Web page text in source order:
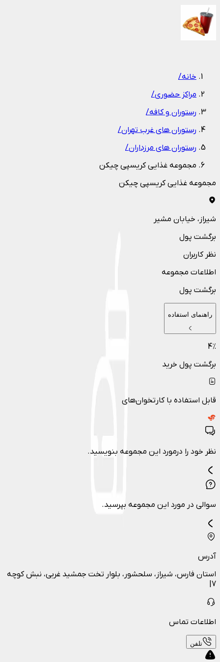
خانه/
مراکز حضوری/
رستوران و کافه/
رستوران های غرب تهران/
رستوران های مرزداران/
مجموعه غذایی کریسپی چیکن
مجموعه غذایی کریسپی چیکن
شیراز ، خیابان مشیر
برگشت پول
نظر کاربران
اطلاعات مجموعه
برگشت پول
راهنمای استفاده
4٪
برگشت پول خرید
قابل استفاده با کارتخوان‌های
نظر خود را درمورد این مجموعه بنویسید.
سوالی در مورد این مجموعه بپرسید.
آدرس
استان فارس، شیراز، سلحشور، بلوار تخت جمشید غربی، نبش کوچه
7|
اطلاعات تماس
تلفن